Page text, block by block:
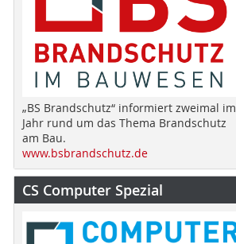
„BS Brandschutz“ informiert zweimal im
Jahr rund um das Thema Brandschutz
am Bau.
www.bsbrandschutz.de
CS Computer Spezial